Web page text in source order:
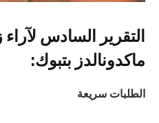
التقرير السادس
ماكدونالدز بتبوك:
الطلبات سريعة